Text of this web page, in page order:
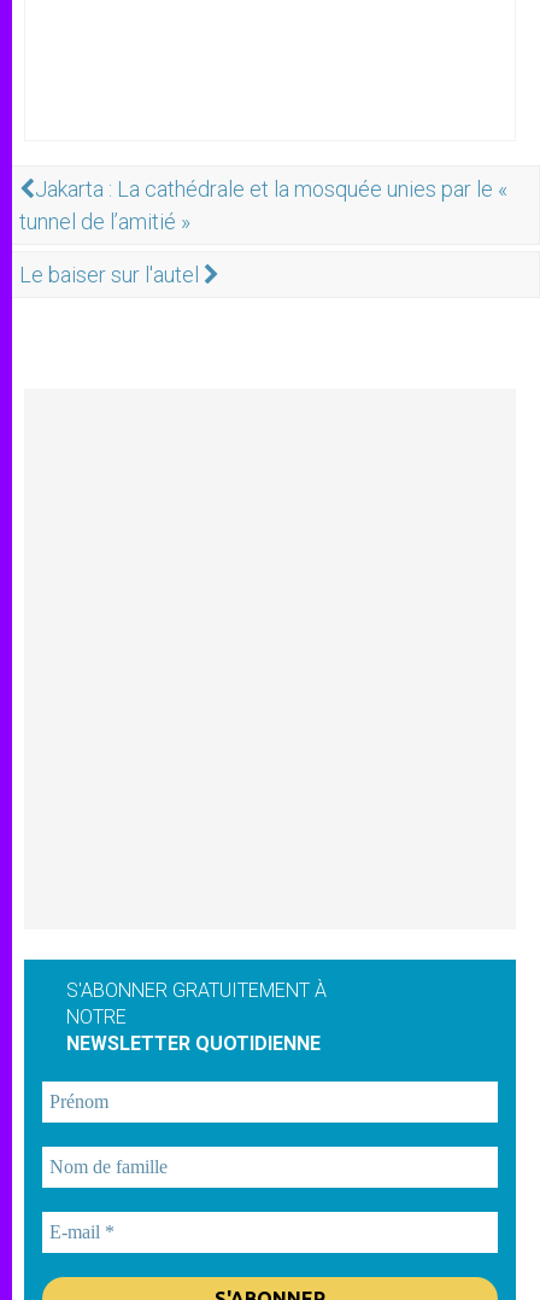
Jakarta : La cathédrale et la mosquée unies par le «
tunnel de l’amitié »
Le baiser sur l'autel
S'ABONNER GRATUITEMENT À
NOTRE
NEWSLETTER QUOTIDIENNE